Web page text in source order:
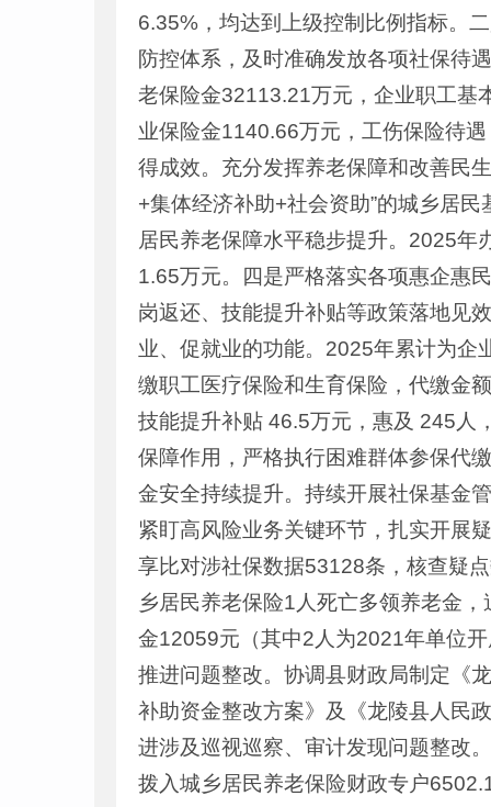
6.35%，均达到上级控制比例指标。
防控体系，及时准确发放各项社保待
老保险金32113.21万元，企业职工基
业保险金1140.66万元，工伤保险待
得成效。充分发挥养老保障和改善民
+集体经济补助+社会资助”的城乡居
居民养老保障水平稳步提升。2025
1.65万元。四是严格落实各项惠企惠
岗返还、技能提升补贴等政策落地见
业、促就业的功能。2025年累计为企
缴职工医疗保险和生育保险，代缴金
技能提升补贴 46.5万元，惠及 245人
保障作用，严格执行困难群体参保代
金安全持续提升。持续开展社保基金
紧盯高风险业务关键环节，扎实开展
享比对涉社保数据53128条，核查疑
乡居民养老保险1人死亡多领养老金
金12059元（其中2人为2021年单位
推进问题整改。协调县财政局制定《
补助资金整改方案》及《龙陵县人民
进涉及巡视巡察、审计发现问题整改
拨入城乡居民养老保险财政专户